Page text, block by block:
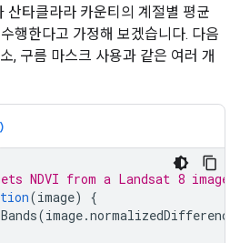
산타클라라 카운티의 계절별 평균
행한다고 가정해 보겠습니다. 다음
, 구름 마스크 사용과 같은 여러 개
NDVI from a Landsat 8 image.
(image)
{
(image.normalizedDifference